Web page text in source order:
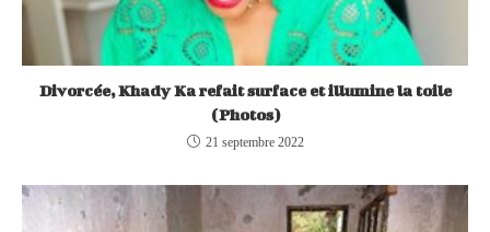
Divorcée, Khady Ka refait surface et illumine la toile
(Photos)
21 septembre 2022